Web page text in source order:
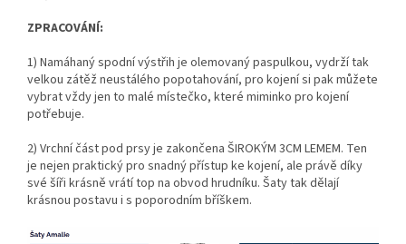
ZPRACOVÁNÍ:
1) Namáhaný spodní výstřih je olemovaný paspulkou, vydrží tak
velkou zátěž neustálého popotahování, pro kojení si pak můžete
vybrat vždy jen to malé místečko, které miminko pro kojení
potřebuje.
2) Vrchní část pod prsy je zakončena ŠIROKÝM 3CM LEMEM. Ten
je nejen praktický pro snadný přístup ke kojení, ale právě díky
své šíři krásně vrátí top na obvod hrudníku. Šaty tak dělají
krásnou postavu i s poporodním bříškem.